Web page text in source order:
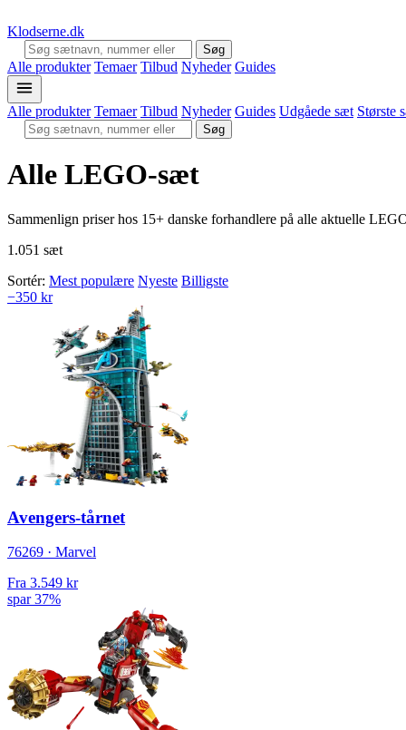
Klodserne.dk
Søg
Alle produkter Temaer Tilbud Nyheder Guides
Alle produkter Temaer Tilbud Nyheder Guides Udgåede sæt Største
Søg
Alle LEGO-sæt
Sammenlign priser hos 15+ danske forhandlere på alle aktuelle
1.051 sæt
Sortér: Mest populære Nyeste Billigste
−350 kr
Avengers-tårnet
76269 · Marvel
Fra 3.549 kr
spar 37%